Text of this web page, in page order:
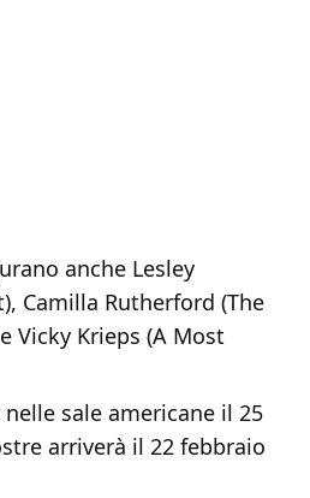
anche Lesley
Camilla Rutherford (The
Vicky Krieps (A Most
sale americane il 25
arriverà il 22 febbraio